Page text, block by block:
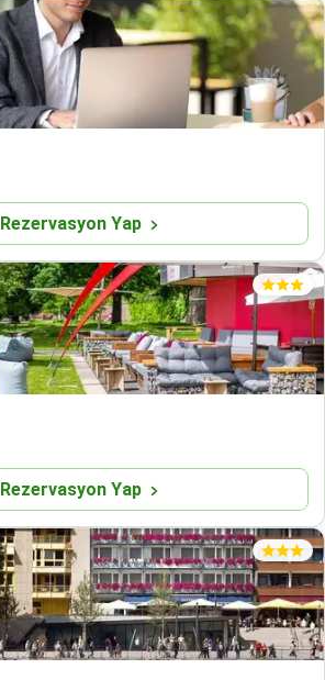
Rezervasyon Yap
Rezervasyon Yap